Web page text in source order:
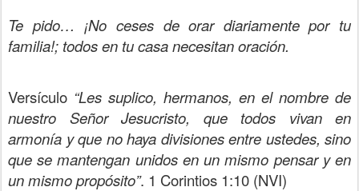
Te pido… ¡No ceses de orar diariamente por tu
familia!; todos en tu casa necesitan oración.
Versículo “Les suplico, hermanos, en el nombre de
nuestro Señor Jesucristo, que todos vivan en
armonía y que no haya divisiones entre ustedes, sino
que se mantengan unidos en un mismo pensar y en
un mismo propósito”. 1 Corintios 1:10 (NVI)